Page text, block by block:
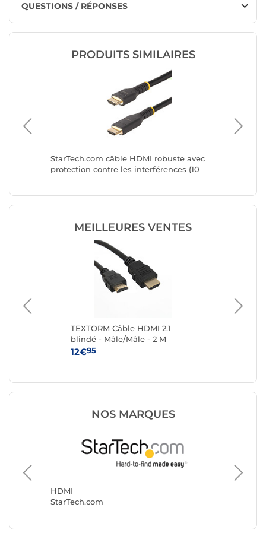
QUESTIONS / RÉPONSES
PRODUITS SIMILAIRES
StarTech.com câble HDMI robuste avec
protection contre les interférences (10
MEILLEURES VENTES
TEXTORM Câble HDMI 2.1
blindé - Mâle/Mâle - 2 M
12€95
NOS MARQUES
HDMI
StarTech.com